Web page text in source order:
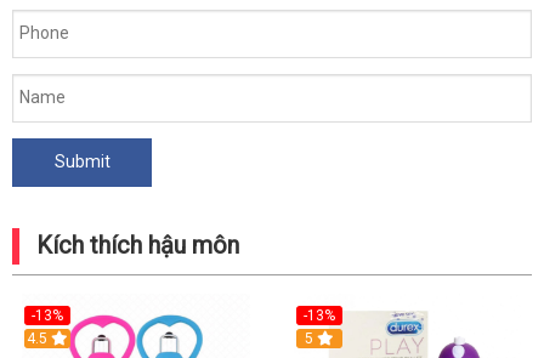
Kích thích hậu môn
-13%
Hot
4.5
-13%
Hot
5